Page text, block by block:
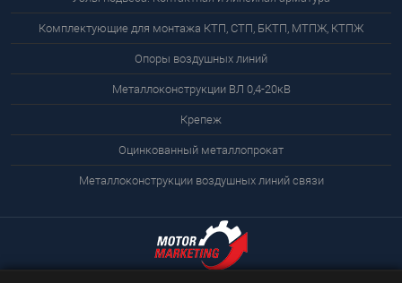
Комплектующие для монтажа КТП, СТП, БКТП, МТПЖ, КТПЖ
Опоры воздушных линий
Металлоконструкции ВЛ 0,4-20кВ
Крепеж
Оцинкованный металлопрокат
Металлоконструкции воздушных линий связи